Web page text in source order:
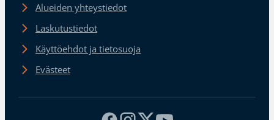
Alueiden yhteystiedot
Laskutustiedot
Käyttöehdot ja tietosuoja
Evästeet